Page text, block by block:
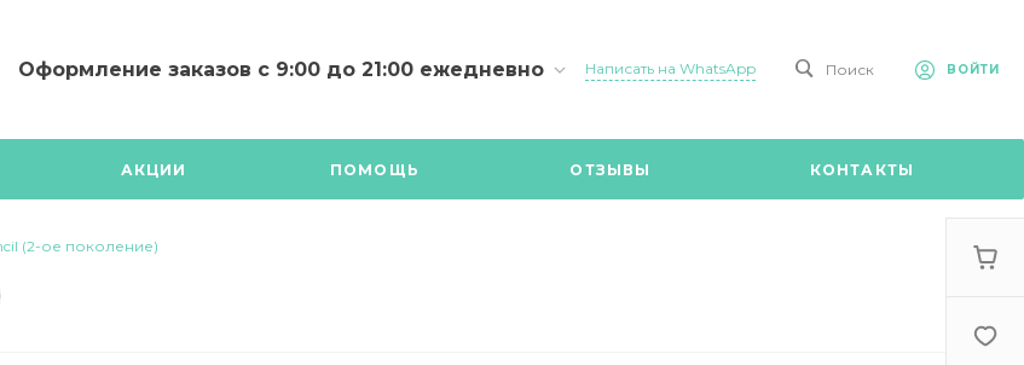
Оформление заказов с 9:00 до 21:00 ежедневно
с 9:00 до 21:00
г. Москва,
Багратионовский
Написать на WhatsApp Поиск ВОЙТИ
АКЦИИ ПОМОЩЬ ОТЗЫВЫ КОНТАКТЫ
(2-ое поколение)